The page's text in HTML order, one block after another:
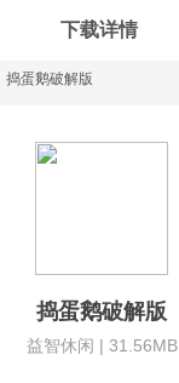
下载详情
捣蛋鹅破解版
捣蛋鹅破解版
益智休闲 | 31.56MB